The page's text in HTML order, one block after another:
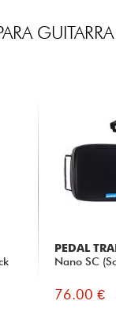
GUITARRA
PEDAL
Nano SC
76.00 €